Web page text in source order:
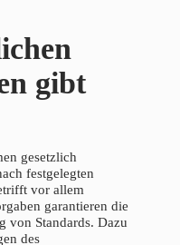
gibt
gesetzlich
festgelegten
vor allem
garantieren die
von Standards. Dazu
des